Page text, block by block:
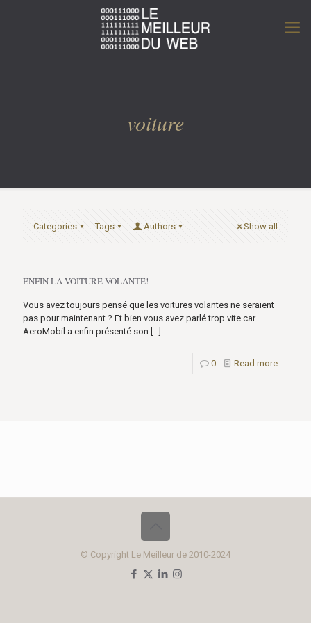
voiture
Categories Tags Authors Show all
ENFIN LA VOITURE VOLANTE!
Vous avez toujours pensé que les voitures volantes ne seraient
pas pour maintenant ? Et bien vous avez parlé trop vite car
AeroMobil a enfin présenté son […]
0 Read more
© Copyright Le Meilleur de 2010-2024